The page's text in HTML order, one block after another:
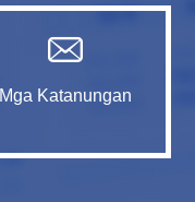
Mga Katanungan